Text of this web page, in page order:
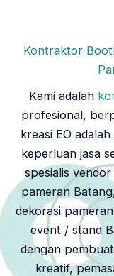
Kontraktor
Kami adalah
profesional,
kreasi EO
keperluan jasa
spesialis
pameran
dekorasi
event / stand
dengan
kreatif,